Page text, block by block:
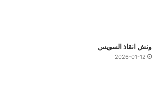
ونش انقاذ السويس
2026-01-12